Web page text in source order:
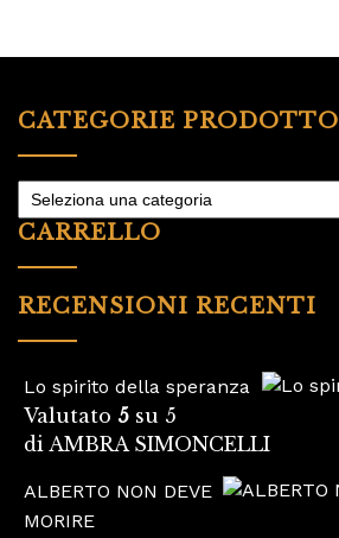
CATEGORIE PRODOTTO
CARRELLO
RECENSIONI RECENTI
Lo spirito della speranza
Valutato 5 su 5
di AMBRA SIMONCELLI
ALBERTO NON DEVE
MORIRE